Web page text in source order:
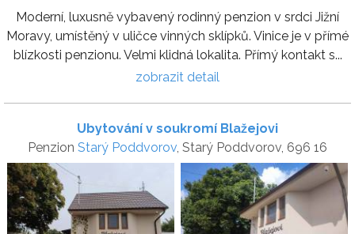
Moderní, luxusně vybavený rodinný penzion v srdci Jižní
Moravy, umístěný v uličce vinných sklípků. Vinice je v přímé
blízkosti penzionu. Velmi klidná lokalita. Přímý kontakt s...
zobrazit detail
Ubytování v soukromí Blažejovi
Penzion Starý Poddvorov, Starý Poddvorov, 696 16